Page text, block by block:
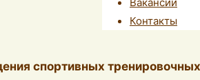
Контакты
спортивных